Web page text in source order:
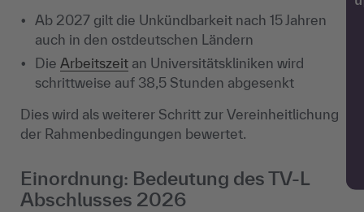
Ab 2027 gilt die Unkündbarkeit nach 15 Jahren
auch in den ostdeutschen Ländern
Die Arbeitszeit an Universitätskliniken wird
schrittweise auf 38,5 Stunden abgesenkt
Dies wird als weiterer Schritt zur Vereinheitlichung
der Rahmenbedingungen bewertet.
Einordnung: Bedeutung des TV-L
Abschlusses 2026